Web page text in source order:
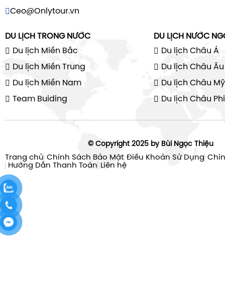
Ceo@Onlytour.vn
DU LỊCH TRONG NƯỚC
Du lịch Miền Bắc
Du lịch Miền Trung
Du lịch Miền Nam
Team Buiding
DU LỊCH NƯỚC
Du lịch Châu Á
Du lịch Châu Âu
Du lịch Châu Mỹ
Du lịch Châu Phi
© Copyright 2025 by Bùi Ngọc Thiệu
Trang chủ Chính Sách Bảo Mật Điều Khoản Sử Dụng
Hướng Dẫn Thanh Toán Liên hệ